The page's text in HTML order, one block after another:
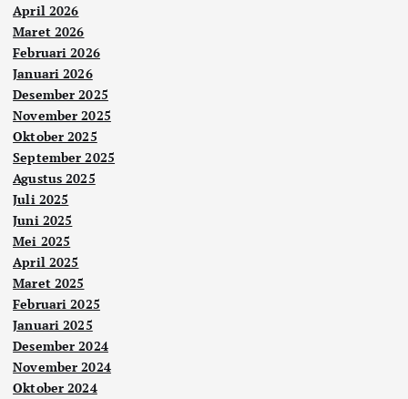
April 2026
Maret 2026
Februari 2026
Januari 2026
Desember 2025
November 2025
Oktober 2025
September 2025
Agustus 2025
Juli 2025
Juni 2025
Mei 2025
April 2025
Maret 2025
Februari 2025
Januari 2025
Desember 2024
November 2024
Oktober 2024